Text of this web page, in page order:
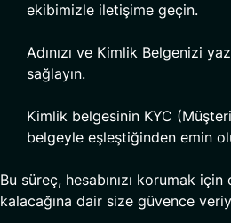
ekibimizle iletişime geçin.
Adınızı ve Kimlik Belgenizi
sağlayın.
Kimlik belgesinin KYC
belgeyle eşleştiğinden emin
Bu süreç, hesabınızı korumak
kalacağına dair size güvence